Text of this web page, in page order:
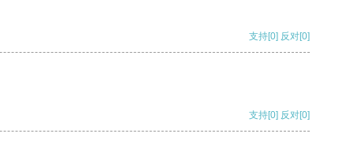
支持[0] 反对[0]
支持[0] 反对[0]